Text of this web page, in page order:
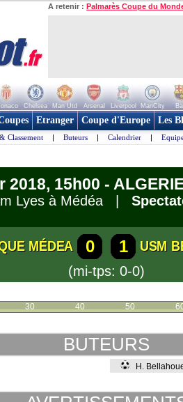
A retenir : Palmarès Coupe du
Chelsea Man Utd Arsenal Liverpool ManCity
Etranger Coupe d'Europe Les
Classement | Buteurs | Calendrier |
2018, 15h00 -
Lyes à Médéa |
MÉDEA 0 1
USM
(mi-tps: 0-0)
30 40 50
BUTEURS
H.